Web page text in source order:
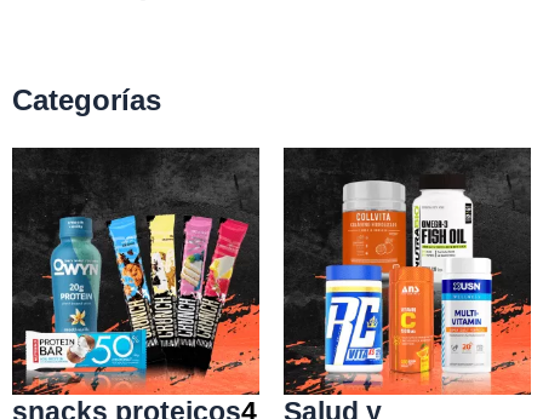
Categorías
snacks proteicos4
Salud y